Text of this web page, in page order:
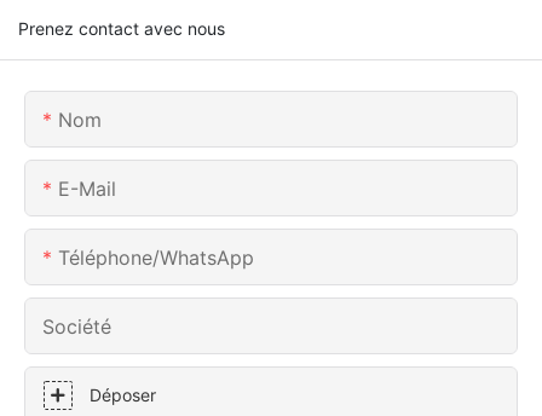
Prenez contact avec nous
Nom
E-Mail
Téléphone/WhatsApp
Société
Déposer